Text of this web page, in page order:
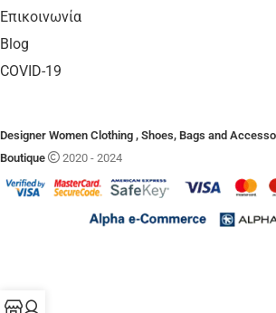
Επικοινωνία
Blog
COVID-19
Designer Women Clothing , Shoes, Bags and
Boutique
2020 - 2024